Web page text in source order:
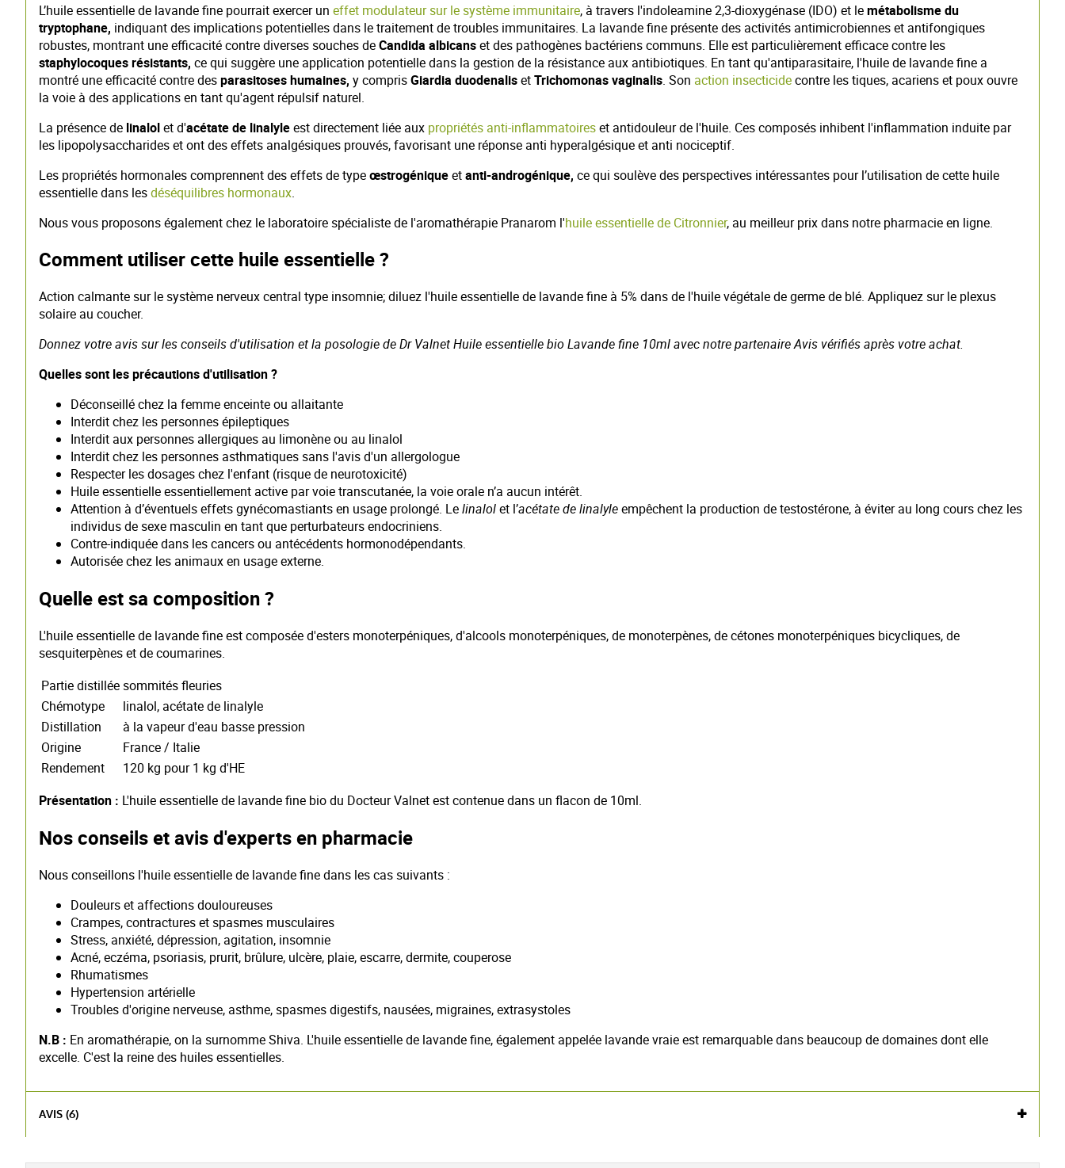
L’huile essentielle de lavande fine pourrait exercer un effet modulateur sur le système immunitaire, à travers l'indoleamine 2,3-dioxygénase (IDO) et lemétabolisme du
tryptophane, indiquant des implications potentielles dans le traitement de troubles immunitaires. La lavande fine présente des activités antimicrobiennes et antifongiques
robustes, montrant une efficacité contre diverses souches deCandida albicanset des pathogènes bactériens communs. Elle est particulièrement efficace contre les
staphylocoques résistants, ce qui suggère une application potentielle dans la gestion de la résistance aux antibiotiques. En tant qu'antiparasitaire, l'huile de lavande fine a
montré une efficacité contre desparasitoses humaines, y comprisGiardia duodenalisetTrichomonas vaginalis. Son action insecticidecontre les tiques, acariens et poux ouvre
la voie à des applications en tant qu'agent répulsif naturel.
La présence de linalolet d'acétate de linalyleest directement liée aux propriétés anti-inflammatoireset antidouleur de l'huile. Ces composés inhibent l'inflammation induite par
les lipopolysaccharides et ont des effets analgésiques prouvés, favorisant une réponse anti hyperalgésique et anti nociceptif.
Les propriétés hormonales comprennent des effets de typeœstrogéniqueetanti-androgénique, ce qui soulève des perspectives intéressantes pour l’utilisation de cette huile
essentielle dans lesdéséquilibres hormonaux.
Nous vous proposons également chez le laboratoire spécialiste de l'aromathérapie Pranarom l'huile essentielle de Citronnier, au meilleur prix dans notre pharmacie en ligne.
Comment utiliser cette huile essentielle ?
Action calmante sur le système nerveux central type insomnie; diluez l'huile essentielle de lavande fine à 5% dans de l'huile végétale de germe de blé. Appliquez sur le plexus
solaire au coucher.
Donnez votre avis sur les conseils d'utilisation et la posologie de Dr Valnet Huile essentielle bio Lavande fine 10ml avec notre partenaire Avis vérifiés après votre achat.
Quelles sont les précautions d'utilisation ?
Déconseillé chez la femme enceinte ou allaitante
Interdit chez les personnes épileptiques
Interdit aux personnes allergiques au limonène ou au linalol
Interdit chez les personnes asthmatiques sans l'avis d'un allergologue
Respecter les dosages chez l'enfant (risque de neurotoxicité)
Huile essentielle essentiellement active par voie transcutanée, la voie orale n’a aucun intérêt.
Attention à d’éventuels effets gynécomastiants en usage prolongé. Lelinalolet l’acétate de linalyleempêchent la production de testostérone, à éviter au long cours chez les
individus de sexe masculin en tant que perturbateurs endocriniens.
Contre-indiquée dans les cancers ou antécédents hormonodépendants.
Autorisée chez les animaux en usage externe.
Quelle est sa composition ?
L'huile essentielle de lavande fine est composée d'esters monoterpéniques, d'alcools monoterpéniques, de monoterpènes, de cétones monoterpéniques bicycliques, de
sesquiterpènes et de coumarines.
Partie distilléesommités fleuries
Chémotype
linalol, acétate de linalyle
Distillation
à la vapeur d'eau basse pression
Origine
France / Italie
Rendement
120 kg pour 1 kg d'HE
Présentation : L'huile essentielle de lavande fine bio du Docteur Valnet est contenue dans un flacon de 10ml.
Nos conseils et avis d'experts en pharmacie
Nous conseillons l'huile essentielle de lavande fine dans les cas suivants :
Douleurs et affections douloureuses
Crampes, contractures et spasmes musculaires
Stress, anxiété, dépression, agitation, insomnie
Acné, eczéma, psoriasis, prurit, brûlure, ulcère, plaie, escarre, dermite, couperose
Rhumatismes
Hypertension artérielle
Troubles d'origine nerveuse, asthme, spasmes digestifs, nausées, migraines, extrasystoles
N.B : En aromathérapie, on la surnomme Shiva. L'huile essentielle de lavande fine, également appelée lavande vraie est remarquable dans beaucoup de domaines dont elle
excelle. C'est la reine des huiles essentielles.
AVIS (6)
Voir l'attestation de confiance